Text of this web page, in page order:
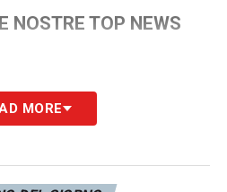
NOSTRE TOP NEWS
MORE